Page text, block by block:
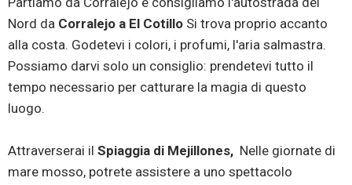
Nord da Corralejo a El Cotillo Si trova proprio accanto
alla costa. Godetevi i colori, i profumi, l'aria salmastra.
Possiamo darvi solo un consiglio: prendetevi tutto il
tempo necessario per catturare la magia di questo
luogo.
Attraverserai il Spiaggia di Mejillones, Nelle giornate di
mare mosso, potrete assistere a uno spettacolo